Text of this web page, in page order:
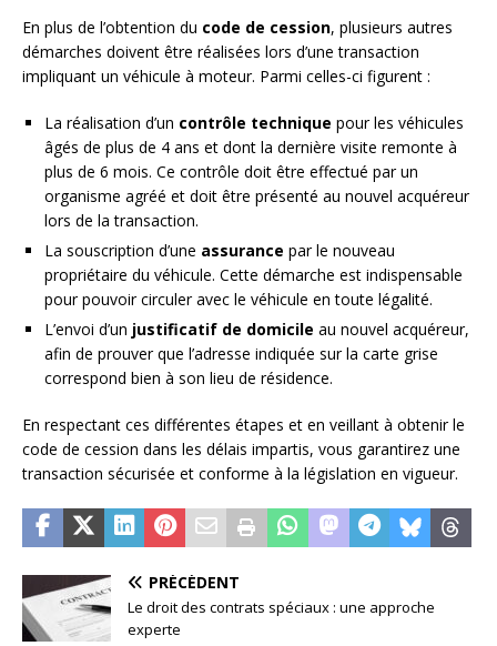
En plus de l’obtention du code de cession, plusieurs autres
démarches doivent être réalisées lors d’une transaction
impliquant un véhicule à moteur. Parmi celles-ci figurent :
La réalisation d’un contrôle technique pour les véhicules
âgés de plus de 4 ans et dont la dernière visite remonte à
plus de 6 mois. Ce contrôle doit être effectué par un
organisme agréé et doit être présenté au nouvel acquéreur
lors de la transaction.
La souscription d’une assurance par le nouveau
propriétaire du véhicule. Cette démarche est indispensable
pour pouvoir circuler avec le véhicule en toute légalité.
L’envoi d’un justificatif de domicile au nouvel acquéreur,
afin de prouver que l’adresse indiquée sur la carte grise
correspond bien à son lieu de résidence.
En respectant ces différentes étapes et en veillant à obtenir le
code de cession dans les délais impartis, vous garantirez une
transaction sécurisée et conforme à la législation en vigueur.
PRÉCÉDENT
Le droit des contrats spéciaux : une approche
experte